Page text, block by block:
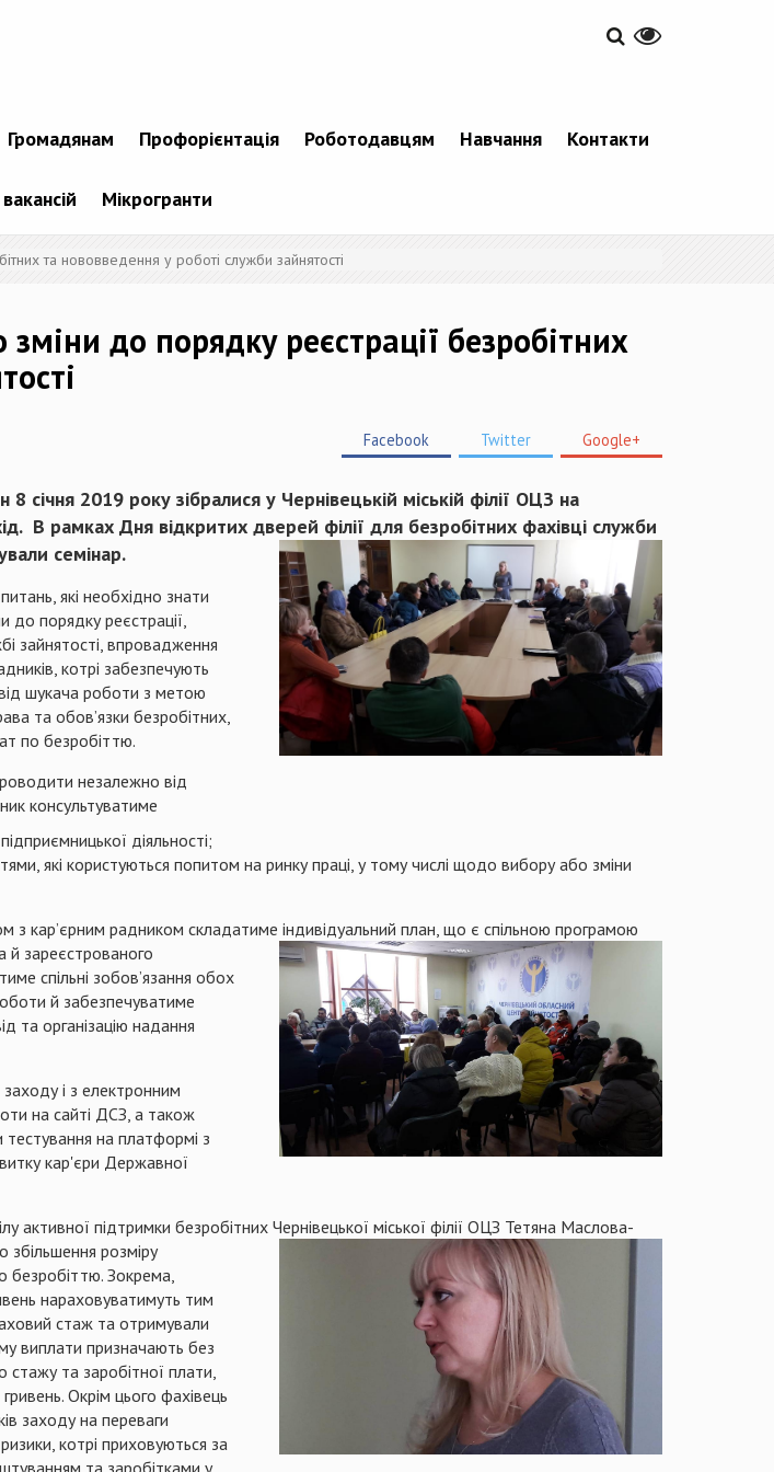
Громадянам Профорієнтація Роботодавцям Навчання Контакти
Мікрогранти
та нововведення у роботі служби зайнятості
до порядку реєстрації безробітних
Facebook Twitter Google+
8 січня 2019 року зібралися у Чернівецькій міській філії ОЦЗ на
В рамках Дня відкритих дверей філії для безробітних фахівці служби
семінар.
які необхідно знати
до порядку реєстрації,
зайнятості, впровадження
котрі забезпечують
шукача роботи з метою
та обов’язки безробітних,
по безробіттю.
незалежно від
консультуватиме
діяльності;
які користуються попитом на ринку праці, у тому числі щодо вибору або зміни
з кар’єрним радником складатиме індивідуальний план, що є спільною програмою
й зареєстрованого
спільні зобов’язання обох
й забезпечуватиме
та організацію надання
і з електронним
на сайті ДСЗ, а також
на платформі з
кар'єри Державної
активної підтримки безробітних Чернівецької міської філії ОЦЗ Тетяна Маслова-
збільшення розміру
безробіттю. Зокрема,
нараховуватимуть тим
стаж та отримували
виплати призначають без
стажу та заробітної плати,
Окрім цього фахівець
заходу на переваги
котрі приховуються за
та заробітками у